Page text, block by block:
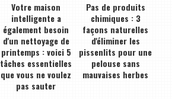
Votre maison
intelligente a
également besoin
d'un nettoyage de
printemps : voici 5
tâches essentielles
que vous ne voulez
pas sauter
Pas de produits
chimiques : 3
façons naturelles
d'éliminer les
pissenlits pour une
pelouse sans
mauvaises herbes